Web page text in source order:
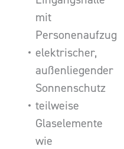
mit
Personenaufzug
elektrischer,
außenliegender
Sonnenschutz
teilweise
Glaselemente
wie